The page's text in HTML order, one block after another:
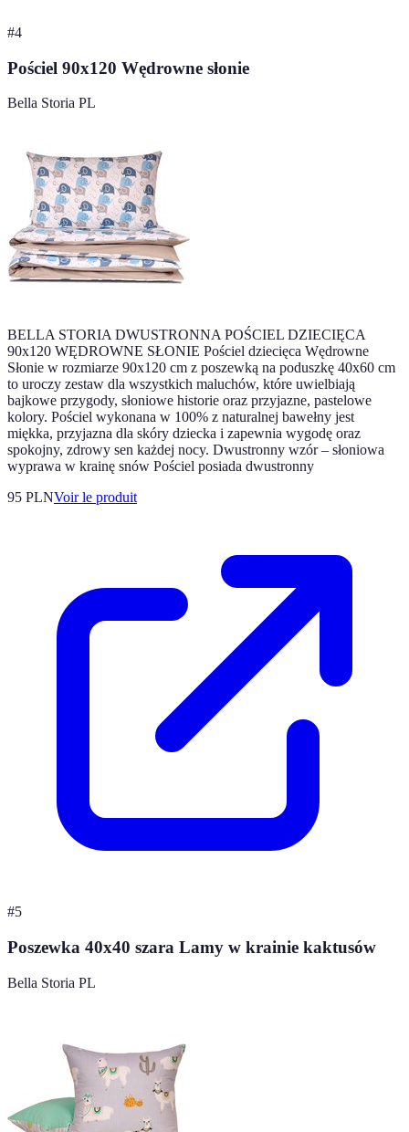
#4
Pościel 90x120 Wędrowne słonie
Bella Storia PL
BELLA STORIA DWUSTRONNA POŚCIEL DZIECIĘCA
90x120 WĘDROWNE SŁONIE Pościel dziecięca Wędrowne
Słonie w rozmiarze 90x120 cm z poszewką na poduszkę 40x60 cm
to uroczy zestaw dla wszystkich maluchów, które uwielbiają
bajkowe przygody, słoniowe historie oraz przyjazne, pastelowe
kolory. Pościel wykonana w 100% z naturalnej bawełny jest
miękka, przyjazna dla skóry dziecka i zapewnia wygodę oraz
spokojny, zdrowy sen każdej nocy. Dwustronny wzór – słoniowa
wyprawa w krainę snów Pościel posiada dwustronny
95 PLNVoir le produit
#5
Poszewka 40x40 szara Lamy w krainie kaktusów
Bella Storia PL